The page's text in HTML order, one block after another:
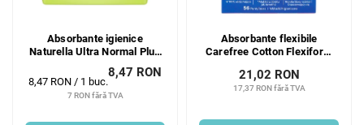
Absorbante igienice
Naturella Ultra Normal Plus
7 RON fără TVA
8,47 RON
Evaluare
8,47 RON / 1 buc.
Absorbante flexibile
Carefree Cotton Flexiform
17,37 RON fără TVA
21,02 RON